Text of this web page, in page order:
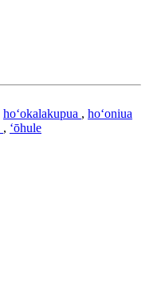
hoʻokalakupua , hoʻoniua
, ʻōhule